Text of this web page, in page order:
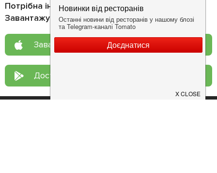
Потрібна інформація про заклад?
Завантажуйте додаток!
Завантажте у App Store
Доступно у